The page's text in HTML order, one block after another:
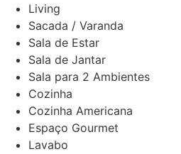
Living
Sacada / Varanda
Sala de Estar
Sala de Jantar
Sala para 2 Ambientes
Cozinha
Cozinha Americana
Espaço Gourmet
Lavabo